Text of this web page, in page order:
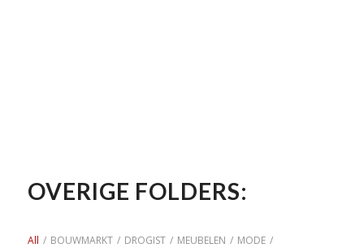
OVERIGE FOLDERS:
All / BOUWMARKT / DROGIST / MEUBELEN / MODE /